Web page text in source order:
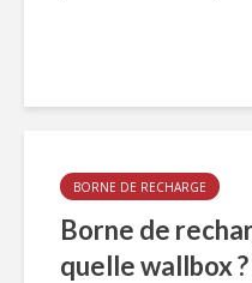
BORNE DE RECHARGE
Borne de
quelle wallbox